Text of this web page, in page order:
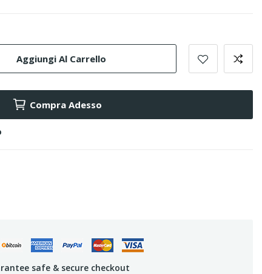
Aggiungi Al Carrello
Compra Adesso
safe & secure checkout